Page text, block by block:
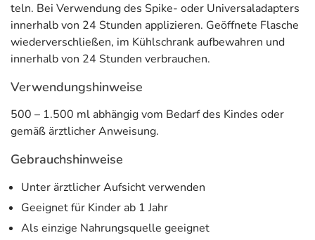
teln. Bei Verwendung des Spike- oder Universaladapters
innerhalb von 24 Stunden applizieren. Geöffnete Flasche
wiederverschließen, im Kühlschrank aufbewahren und
innerhalb von 24 Stunden verbrauchen.
Verwendungshinweise
500 – 1.500 ml abhängig vom Bedarf des Kindes oder
gemäß ärztlicher Anweisung.
Gebrauchshinweise
Unter ärztlicher Aufsicht verwenden
Geeignet für Kinder ab 1 Jahr
Als einzige Nahrungsquelle geeignet